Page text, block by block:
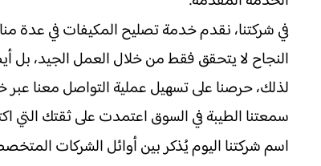
في شركتنا، نقدم خدمة تصليح المكيفات في عدة
النجاح لا يتحقق فقط من خلال العمل الجيد، بل
لذلك، حرصنا على تسهيل عملية التواصل معنا
سمعتنا الطيبة في السوق اعتمدت على ثقتك التي
اسم شركتنا اليوم يُذكر بين أوائل الشركات